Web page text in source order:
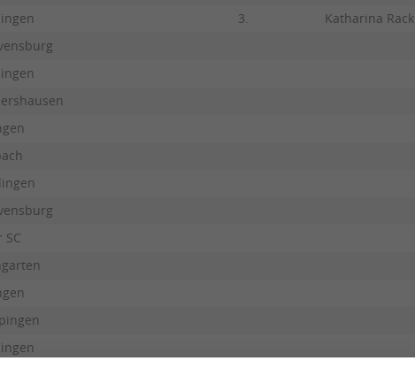
3. Katharina Rack
SC